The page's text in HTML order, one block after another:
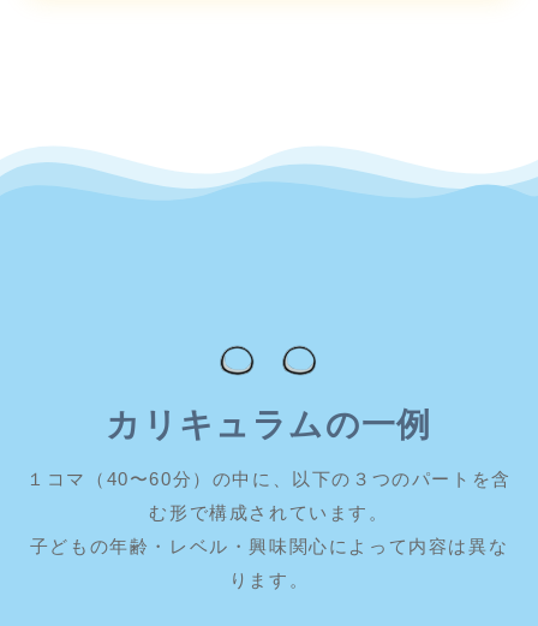
カリキュラムの一例
１コマ（40〜60分）の中に、以下の３つのパートを含
む形で構成されています。
子どもの年齢・レベル・興味関心によって内容は異な
ります。